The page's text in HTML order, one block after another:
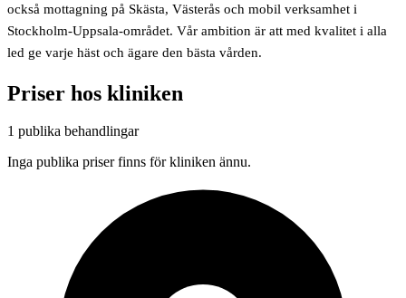
också mottagning på Skästa, Västerås och mobil verksamhet i
Stockholm-Uppsala-området. Vår ambition är att med kvalitet i alla
led ge varje häst och ägare den bästa vården.
Priser hos kliniken
1 publika behandlingar
Inga publika priser finns för kliniken ännu.